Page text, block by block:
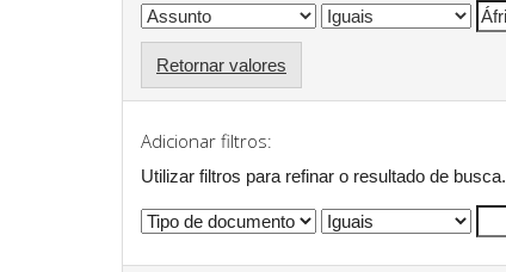
Retornar valores
Adicionar filtros:
Utilizar filtros para refinar o resultado de busca.